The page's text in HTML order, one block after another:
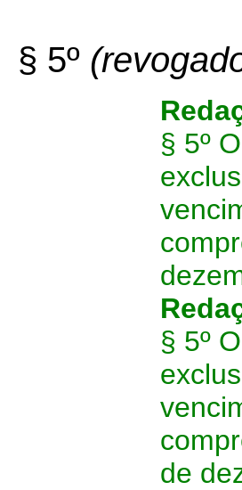
§ 5º
§ 5º
§ 5º
de